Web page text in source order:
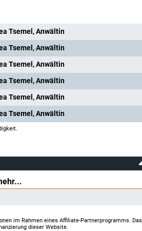
Tsemel, Anwältin
Tsemel, Anwältin
Tsemel, Anwältin
Tsemel, Anwältin
Tsemel, Anwältin
Tsemel, Anwältin
im Rahmen eines Affiliate-Partnerprogramms. Das
dieser Website.